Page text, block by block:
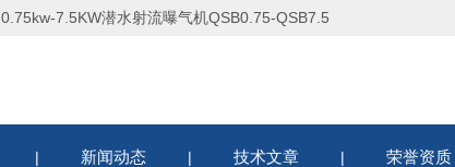
0.75kw-7.5KW潜水射流曝气机QSB0.75-QSB7.5
| 新闻动态 | 技术文章 | 荣誉资质